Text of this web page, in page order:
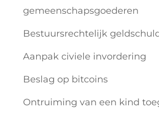
gemeenschapsgoederen
Bestuursrechtelijk
Aanpak civiele invordering
Beslag op bitcoins
Ontruiming van een kind